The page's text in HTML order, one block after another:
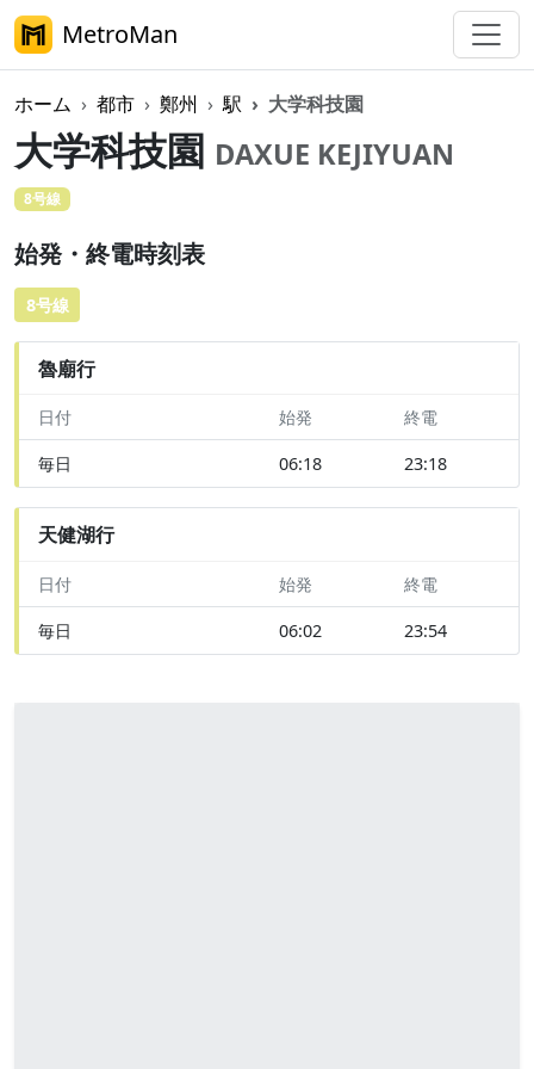
MetroMan
ホーム 都市 鄭州 駅 大学科技園
大学科技園 DAXUE KEJIYUAN
8号線
始発・終電時刻表
8号線
魯廟行
日付 始発 終電
毎日 06:18 23:18
天健湖行
日付 始発 終電
毎日 06:02 23:54